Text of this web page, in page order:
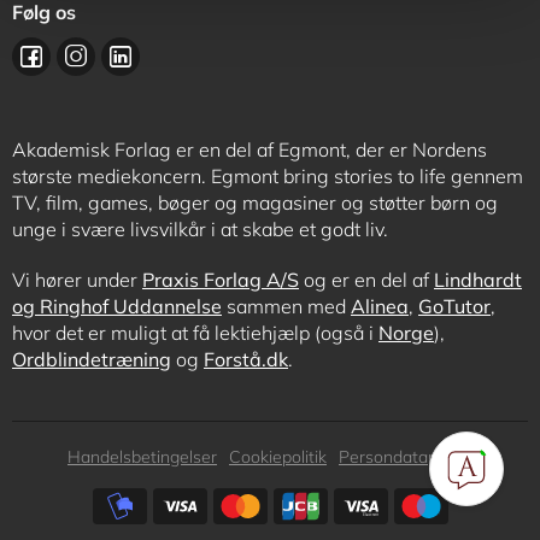
Følg os
Akademisk Forlag er en del af Egmont, der er Nordens
største mediekoncern. Egmont bring stories to life gennem
TV, film, games, bøger og magasiner og støtter børn og
unge i svære livsvilkår i at skabe et godt liv.
Vi hører under Praxis Forlag A/S og er en del af Lindhardt
og Ringhof Uddannelse sammen med Alinea, GoTutor,
hvor det er muligt at få lektiehjælp (også i Norge),
Ordblindetræning og Forstå.dk.
Subfooter
Handelsbetingelser Cookiepolitik
Persondatapolitik
Subfooter
payment